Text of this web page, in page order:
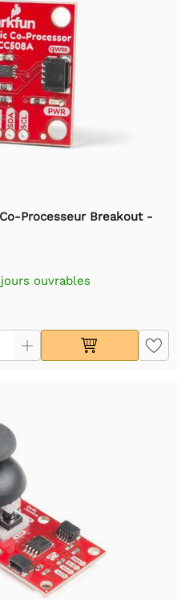
Processeur Breakout -
ouvrables